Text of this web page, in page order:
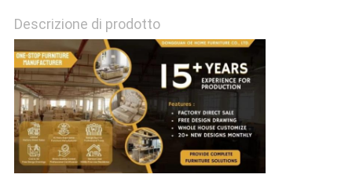
MAPPA
DEL
SITO
NORME
SULLA
PRIVACY
Descrizione di prodotto